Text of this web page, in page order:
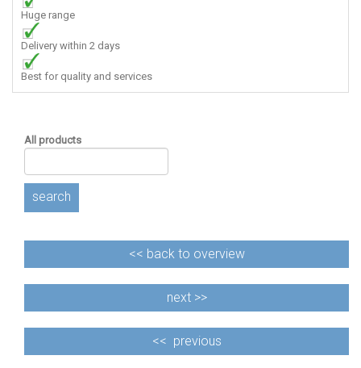
Huge range
Delivery within 2 days
Best for quality and services
All products
search
<< back to overview
next >>
<< previous